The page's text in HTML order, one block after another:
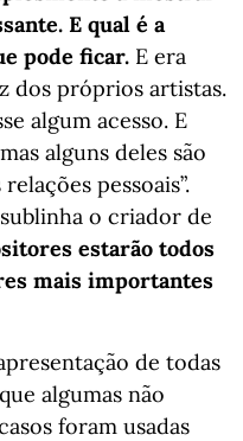
E qual é a
pode ficar. E era
dos próprios artistas.
algum acesso. E
alguns deles são
pessoais”.
o criador de
estarão todos
mais importantes
de todas
algumas não
foram usadas